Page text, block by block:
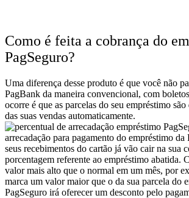
Como é feita a cobrança do
PagSeguro?
Uma diferença desse produto é que você não
PagBank da maneira convencional, com
ocorre é que as parcelas do seu empréstimo
das suas vendas automaticamente.
arrecadação para pagamento do empréstimo da
seus recebimentos do cartão já vão cair na sua
porcentagem referente ao empréstimo abatida.
valor mais alto que o normal em um mês, por
marca um valor maior que o da sua parcela do
PagSeguro irá oferecer um desconto pelo